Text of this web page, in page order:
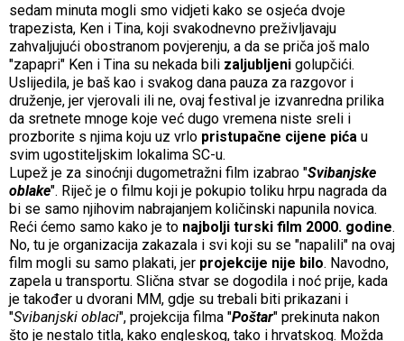
sedam minuta mogli smo vidjeti kako se osjeća dvoje
trapezista, Ken i Tina, koji svakodnevno preživljavaju
zahvaljujući obostranom povjerenju, a da se priča još malo
"zapapri" Ken i Tina su nekada bili zaljubljeni golupčići.
Uslijedila, je baš kao i svakog dana pauza za razgovor i
druženje, jer vjerovali ili ne, ovaj festival je izvanredna prilika
da sretnete mnoge koje već dugo vremena niste sreli i
prozborite s njima koju uz vrlo pristupačne cijene pića u
svim ugostiteljskim lokalima SC-u.
Lupež je za sinoćnji dugometražni film izabrao "Svibanjske
oblake". Riječ je o filmu koji je pokupio toliku hrpu nagrada da
bi se samo njihovim nabrajanjem količinski napunila novica.
Reći ćemo samo kako je to najbolji turski film 2000. godine.
No, tu je organizacija zakazala i svi koji su se "napalili" na ovaj
film mogli su samo plakati, jer projekcije nije bilo. Navodno,
zapela u transportu. Slična stvar se dogodila i noć prije, kada
je također u dvorani MM, gdje su trebali biti prikazani i
"Svibanjski oblaci", projekcija filma "Poštar" prekinuta nakon
što je nestalo titla, kako engleskog, tako i hrvatskog. Možda